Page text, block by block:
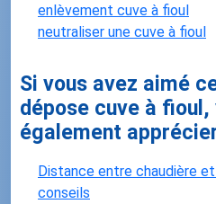
enlèvement cuve à fioul
neutraliser une cuve à fioul
Si vous avez aimé
dépose cuve à
également
Distance entre chaudière
conseils